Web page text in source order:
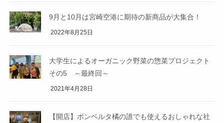
9月と10月は宮崎空港に期待の新商品が大集合！
2022年8月25日
大学生によるオーガニック野菜の惣菜プロジェクト
その5 ～最終回～
2021年4月28日
【開店】ボンベルタ橘の誰でも使えるおしゃれな社